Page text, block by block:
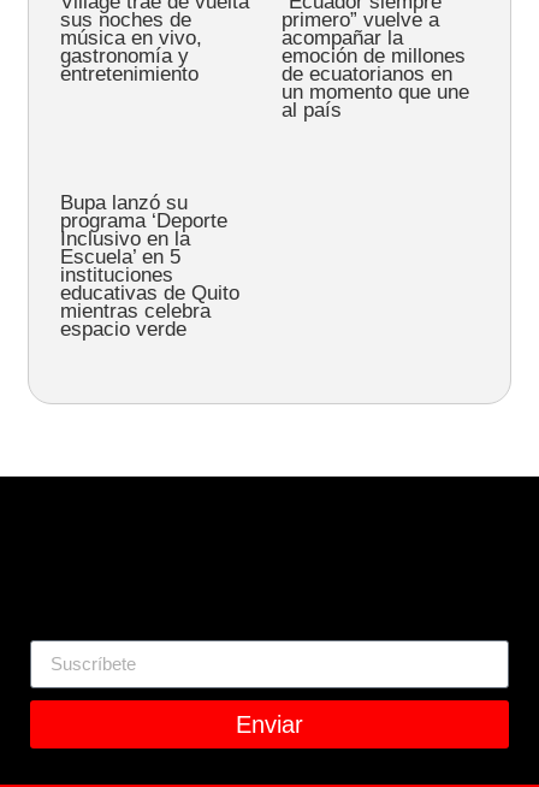
sus noches de
música en vivo,
gastronomía y
entretenimiento
primero” vuelve a
acompañar la
emoción de millones
de ecuatorianos en
un momento que une
al país
Bupa lanzó su
programa ‘Deporte
Inclusivo en la
Escuela’ en 5
instituciones
educativas de Quito
mientras celebra
espacio verde
Enviar